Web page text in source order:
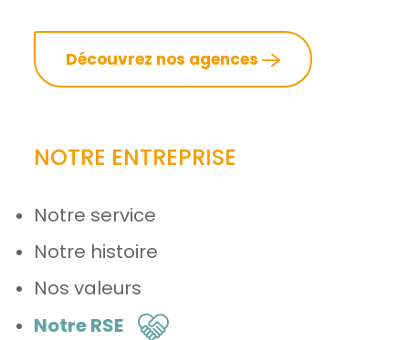
Découvrez nos agences
NOTRE ENTREPRISE
Notre service
Notre histoire
Nos valeurs
Notre RSE